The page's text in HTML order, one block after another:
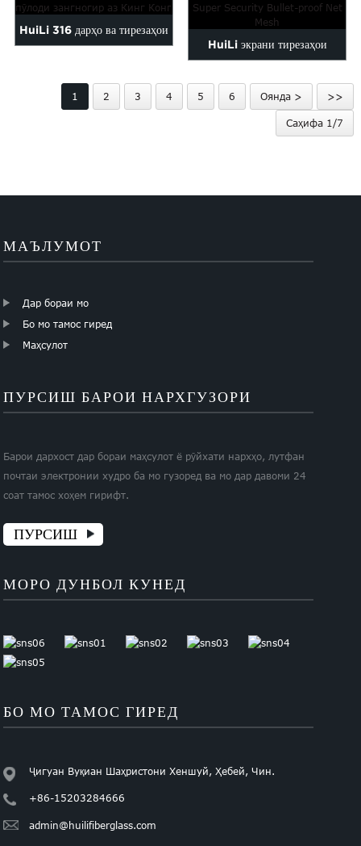
HuiLi 316 дарҳо ва тирезаҳои
HuiLi экрани тирезаҳои
1 2 3 4 5 6 Оянда > >>
Саҳифа 1/7
МАЪЛУМОТ
Дар бораи мо
Бо мо тамос гиред
Маҳсулот
ПУРСИШ БАРОИ НАРХГУЗОРИ
Барои дархост дар бораи маҳсулот ё рӯйхати нархҳо, лутфан
почтаи электронии худро ба мо гузоред ва мо дар давоми 24
соат тамос хоҳем гирифт.
ПУРСИШ
МОРО ДУНБОЛ КУНЕД
БО МО ТАМОС ГИРЕД
Ҷигуан Вуқиан Шаҳристони Хеншуй, Ҳебей, Чин.
+86-15203284666
admin@huilifiberglass.com